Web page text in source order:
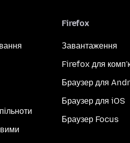
Firefox
Завантаження
Firefox для
Браузер для
Браузер для iOS
Браузер Focus